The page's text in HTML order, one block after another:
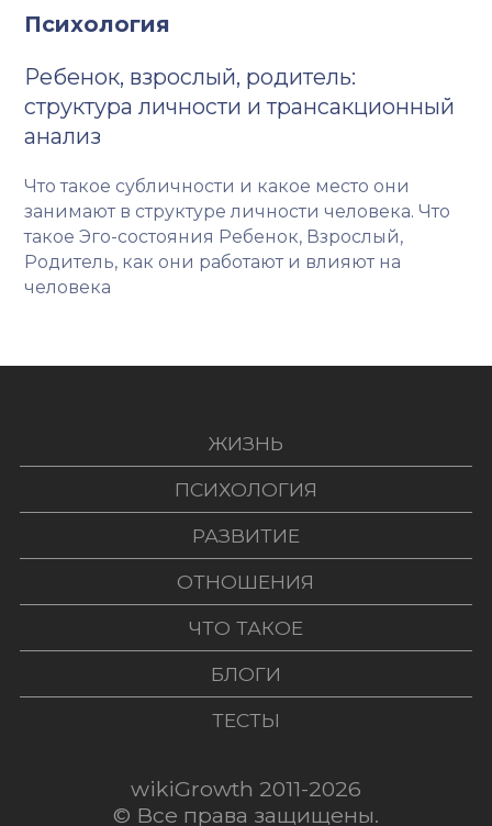
Психология
Ребенок, взрослый, родитель:
структура личности и трансакционный
анализ
Что такое субличности и какое место они
занимают в структуре личности человека. Что
такое Эго-состояния Ребенок, Взрослый,
Родитель, как они работают и влияют на
человека
ЖИЗНЬ
ПСИХОЛОГИЯ
РАЗВИТИЕ
ОТНОШЕНИЯ
ЧТО ТАКОЕ
БЛОГИ
ТЕСТЫ
wikiGrowth 2011-2026
© Все права защищены.